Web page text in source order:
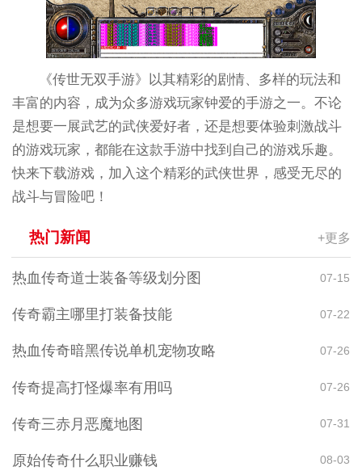
《传世无双手游》以其精彩的剧情、多样的玩法和
丰富的内容，成为众多游戏玩家钟爱的手游之一。不论
是想要一展武艺的武侠爱好者，还是想要体验刺激战斗
的游戏玩家，都能在这款手游中找到自己的游戏乐趣。
快来下载游戏，加入这个精彩的武侠世界，感受无尽的
战斗与冒险吧！
热门新闻 +更多
热血传奇道士装备等级划分图 07-15
传奇霸主哪里打装备技能 07-22
热血传奇暗黑传说单机宠物攻略 07-26
传奇提高打怪爆率有用吗 07-26
传奇三赤月恶魔地图 07-31
原始传奇什么职业赚钱 08-03